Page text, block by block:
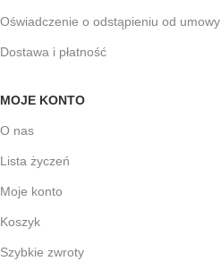
Oświadczenie o odstąpieniu od umowy
Dostawa i płatność
MOJE KONTO
O nas
Lista życzeń
Moje konto
Koszyk
Szybkie zwroty